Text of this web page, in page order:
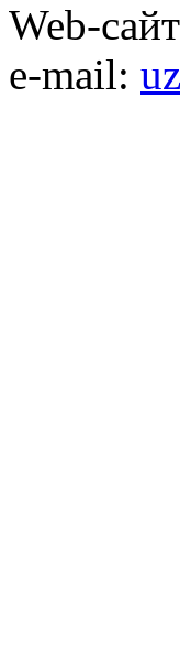
Web-
e-mail: